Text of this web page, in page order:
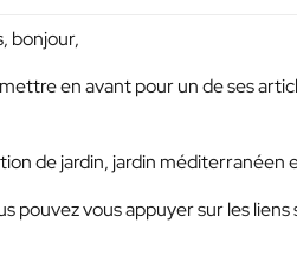
bonjour,
en avant pour un de ses
de jardin, jardin méditerranéen
pouvez vous appuyer sur les liens